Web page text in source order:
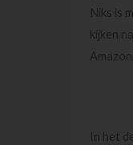
Niks is
kijken
Amazon.
In het